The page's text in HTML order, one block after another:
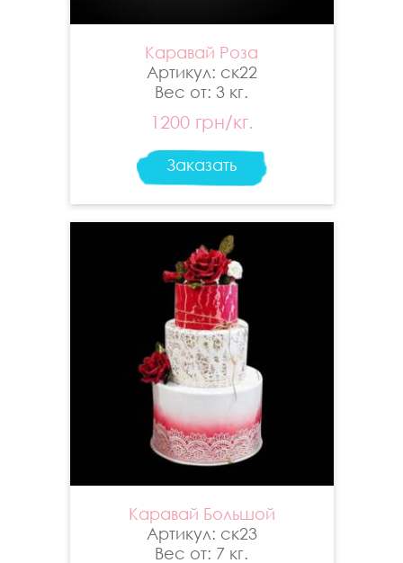
Каравай Роза
Артикул: ск22
Вес от: 3 кг.
1200 грн/кг.
Заказать
Каравай Большой
Артикул: ск23
Вес от: 7 кг.